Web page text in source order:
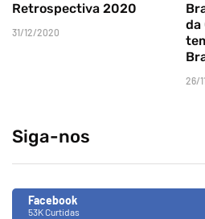
Retrospectiva 2020
31/12/2020
da
26/
Siga-nos
Facebook
53K Curtidas